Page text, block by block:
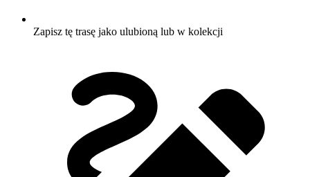
Zapisz tę trasę jako ulubioną lub w kolekcji